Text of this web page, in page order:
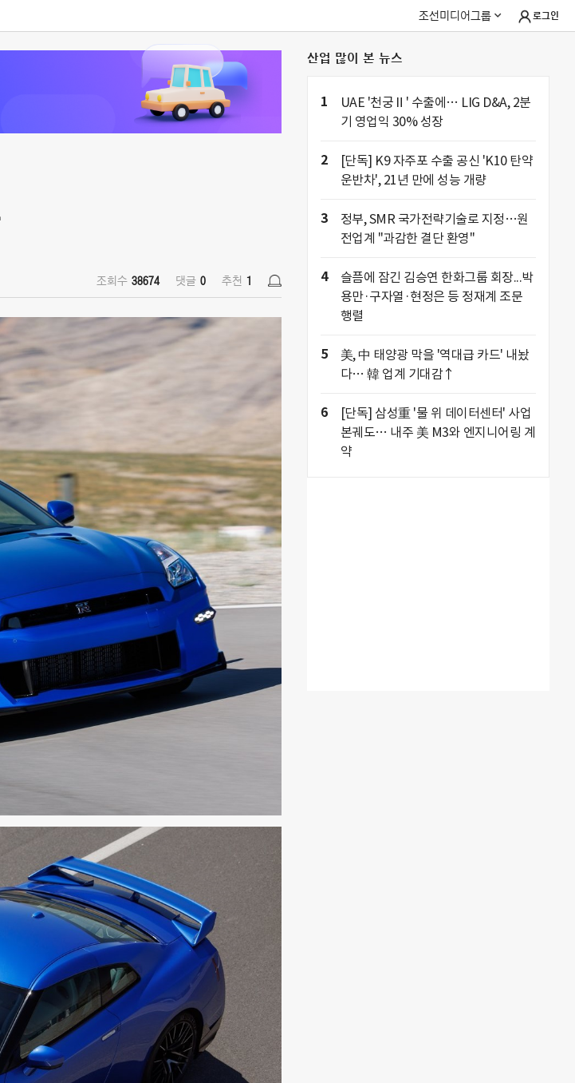
조선미디어그룹 로그인
조회수 38674 댓글 0 추천 1
산업 많이 본 뉴스